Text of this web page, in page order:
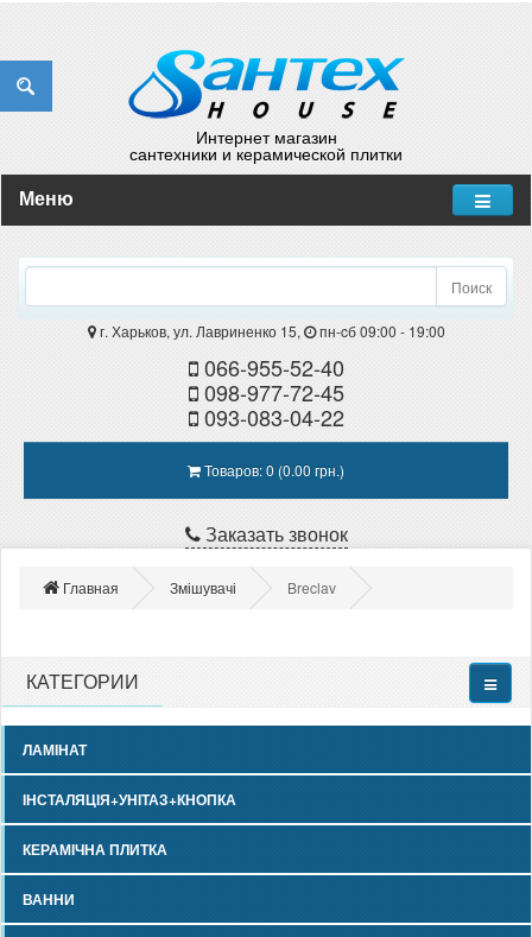
Интернет магазин
сантехники и керамической плитки
Меню
Поиск
г. Харьков, ул. Лавриненко 15, пн-cб 09:00 - 19:00
066-955-52-40
098-977-72-45
093-083-04-22
Товаров: 0 (0.00 грн.)
Заказать звонок
Главная Змішувачі Breclav
КАТЕГОРИИ
ЛАМІНАТ
ІНСТАЛЯЦІЯ+УНІТАЗ+КНОПКА
КЕРАМІЧНА ПЛИТКА
ВАННИ